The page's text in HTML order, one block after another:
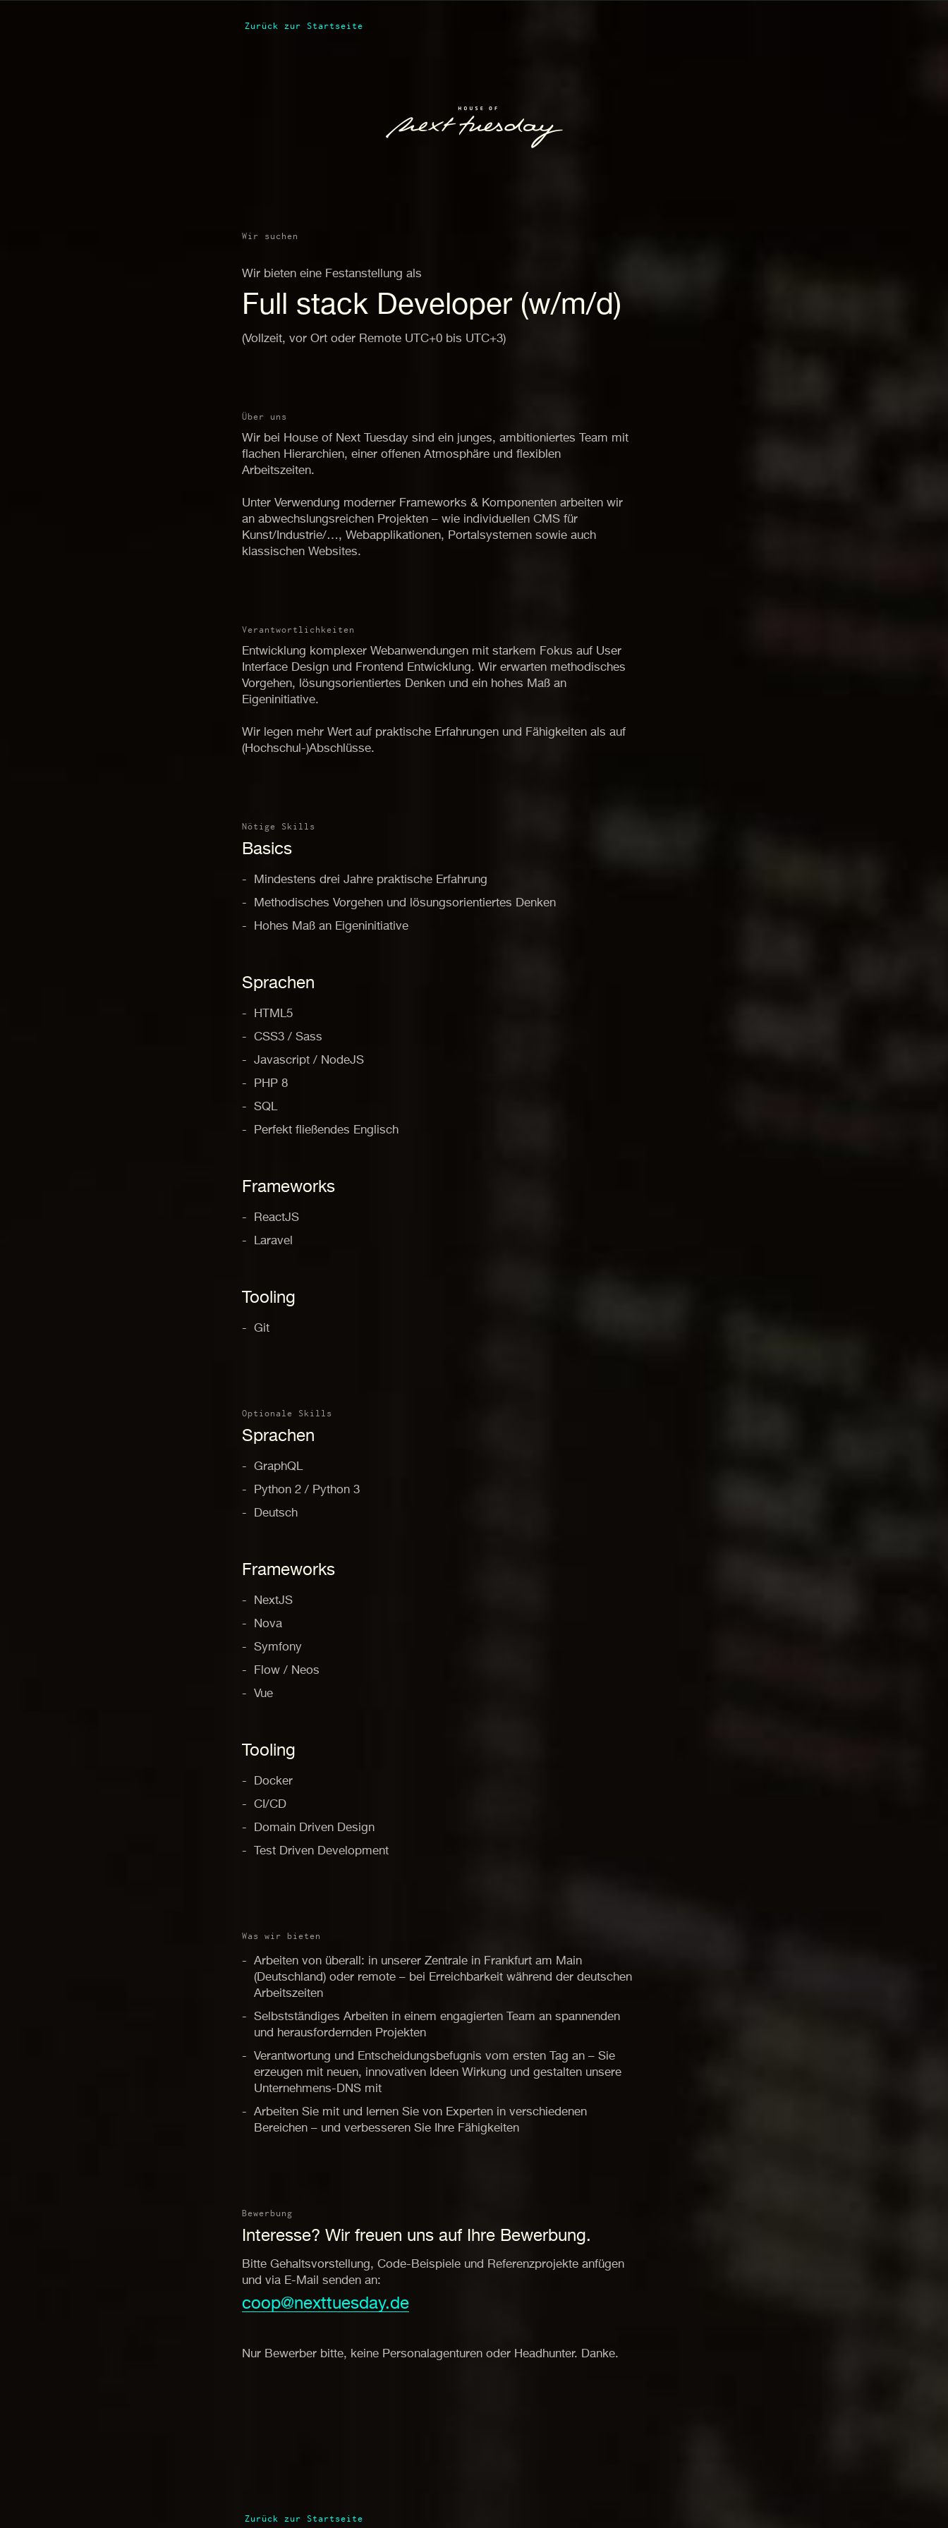
Zurück zur Startseite
Wir suchen
Wir bieten eine Festanstellung als
Full stack Developer (w/m/d)
(Vollzeit, vor Ort oder Remote UTC+0 bis UTC+3)
Über uns
Wir bei House of Next Tuesday sind ein junges, ambitioniertes Team mit
flachen Hierarchien, einer offenen Atmosphäre und flexiblen
Arbeitszeiten.
Unter Verwendung moderner Frameworks & Komponenten arbeiten wir
an abwechslungsreichen Projekten – wie individuellen CMS für
Kunst/Industrie/…, Webapplikationen, Portalsystemen sowie auch
klassischen Websites.
Verantwortlichkeiten
Entwicklung komplexer Webanwendungen mit starkem Fokus auf User
Interface Design und Frontend Entwicklung. Wir erwarten methodisches
Vorgehen, lösungsorientiertes Denken und ein hohes Maß an
Eigeninitiative.
Wir legen mehr Wert auf praktische Erfahrungen und Fähigkeiten als auf
(Hochschul-)Abschlüsse.
Nötige Skills
Basics
Mindestens drei Jahre praktische Erfahrung
Methodisches Vorgehen und lösungsorientiertes Denken
Hohes Maß an Eigeninitiative
Sprachen
HTML5
CSS3 / Sass
Javascript / NodeJS
PHP 8
SQL
Perfekt fließendes Englisch
Frameworks
ReactJS
Laravel
Tooling
Git
Optionale Skills
Sprachen
GraphQL
Python 2 / Python 3
Deutsch
Frameworks
NextJS
Nova
Symfony
Flow / Neos
Vue
Tooling
Docker
CI/CD
Domain Driven Design
Test Driven Development
Was wir bieten
Arbeiten von überall: in unserer Zentrale in Frankfurt am Main
(Deutschland) oder remote – bei Erreichbarkeit während der deutschen
Arbeitszeiten
Selbstständiges Arbeiten in einem engagierten Team an spannenden
und herausfordernden Projekten
Verantwortung und Entscheidungsbefugnis vom ersten Tag an – Sie
erzeugen mit neuen, innovativen Ideen Wirkung und gestalten unsere
Unternehmens-DNS mit
Arbeiten Sie mit und lernen Sie von Experten in verschiedenen
Bereichen – und verbesseren Sie Ihre Fähigkeiten
Bewerbung
Interesse? Wir freuen uns auf Ihre Bewerbung.
Bitte Gehaltsvorstellung, Code-Beispiele und Referenzprojekte anfügen
und via E-Mail senden an:
coop@nexttuesday.de
Nur Bewerber bitte, keine Personalagenturen oder Headhunter. Danke.
Zurück zur Startseite